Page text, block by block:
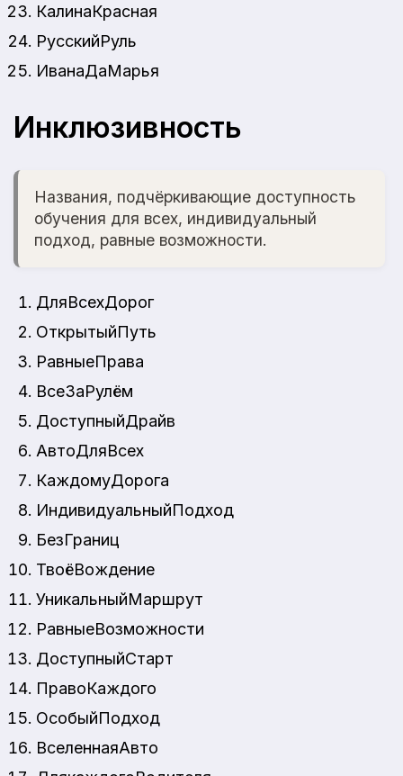
КалинаКрасная
РусскийРуль
ИванаДаМарья
Инклюзивность
Названия, подчёркивающие доступность
обучения для всех, индивидуальный
подход, равные возможности.
ДляВсехДорог
ОткрытыйПуть
РавныеПрава
ВсеЗаРулём
ДоступныйДрайв
АвтоДляВсех
КаждомуДорога
ИндивидуальныйПодход
БезГраниц
ТвоёВождение
УникальныйМаршрут
РавныеВозможности
ДоступныйСтарт
ПравоКаждого
ОсобыйПодход
ВселеннаяАвто